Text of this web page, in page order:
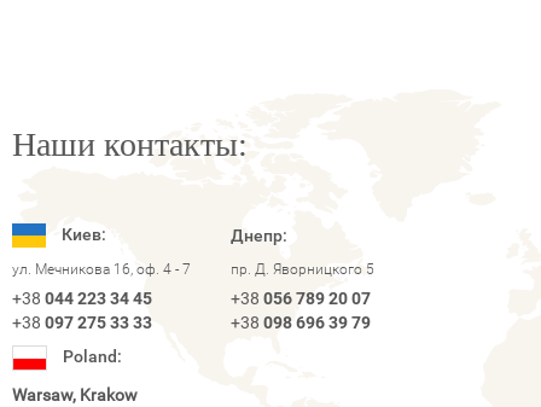
Наши контакты:
Киев:
ул. Мечникова 16, оф. 4 - 7
+38 044 223 34 45
+38 097 275 33 33
Днепр:
пр. Д. Яворницкого 5
+38 056 789 20 07
+38 098 696 39 79
Poland:
Warsaw, Krakow